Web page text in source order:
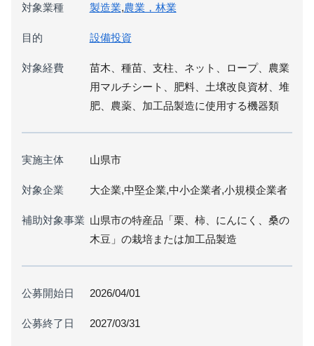
対象業種 製造業,農業，林業
目的 設備投資
対象経費
苗木、種苗、支柱、ネット、ロープ、農業
用マルチシート、肥料、土壌改良資材、堆
肥、農薬、加工品製造に使用する機器類
実施主体 山県市
対象企業 大企業,中堅企業,中小企業者,小規模企業者
補助対象事業 山県市の特産品「栗、柿、にんにく、桑の
木豆」の栽培または加工品製造
公募開始日 2026/04/01
公募終了日 2027/03/31